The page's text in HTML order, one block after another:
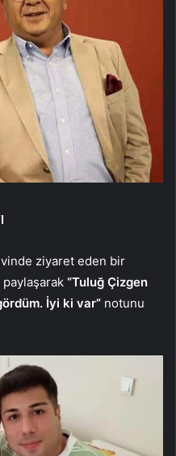
ziyaret eden bir
“Tuluğ Çizgen
İyi ki var” notunu